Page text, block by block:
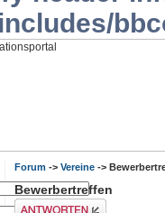
Forum -> Vereine ->
Bewerbertreffen
Antwort erstellen